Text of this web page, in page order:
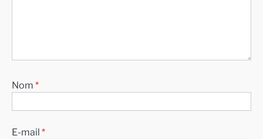
Nom *
E-mail *